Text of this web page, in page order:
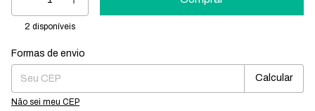
2 disponíveis
Entregas para o CEP:
Formas de envio
Calcular
Não sei meu CEP